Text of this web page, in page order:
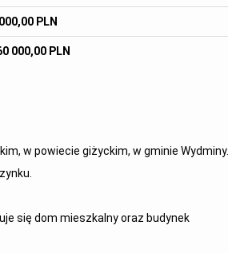
PLN
000,00 PLN
w powiecie giżyckim, w gminie Wydminy.
się dom mieszkalny oraz budynek